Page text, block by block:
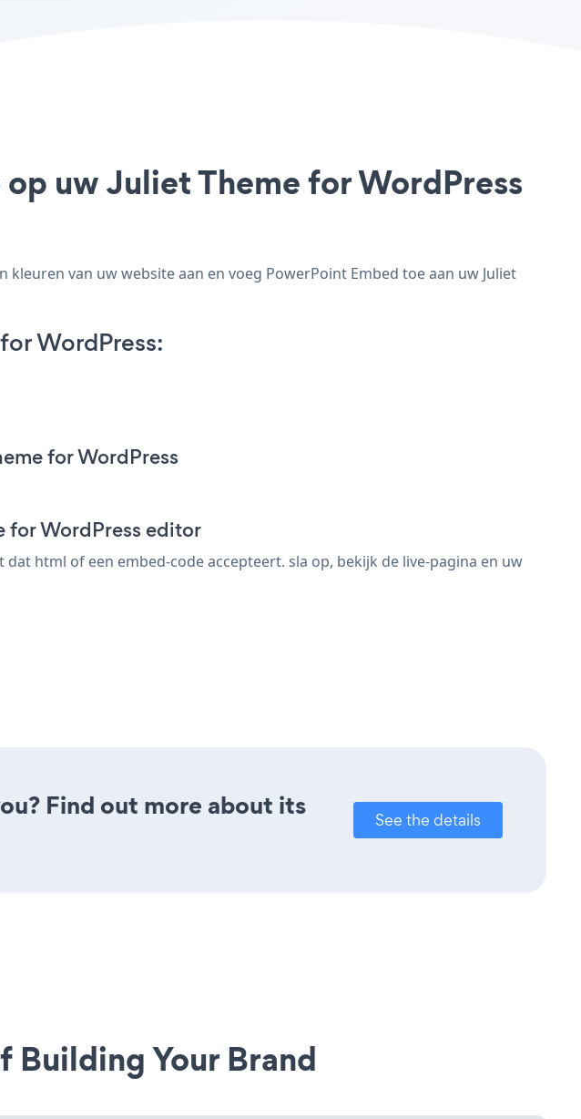
uw Juliet Theme for WordPress
van uw website aan en voeg PowerPoint Embed toe aan uw Juliet
WordPress:
for WordPress
for WordPress editor
html of een embed-code accepteert. sla op, bekijk de live-pagina en uw
Find out more about its
See the details
Building Your Brand